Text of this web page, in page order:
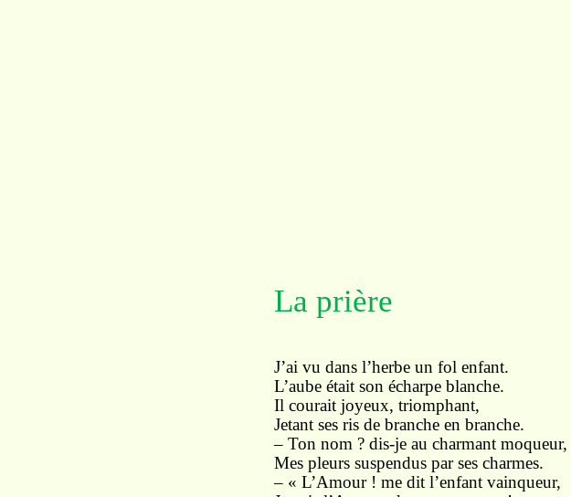
La prière
J’ai vu dans l’herbe un fol enfant.
L’aube était son écharpe blanche.
Il courait joyeux, triomphant,
Jetant ses ris de branche en branche.
– Ton nom ? dis-je au charmant moqueur,
Mes pleurs suspendus par ses charmes.
– « L’Amour ! me dit l’enfant vainqueur,